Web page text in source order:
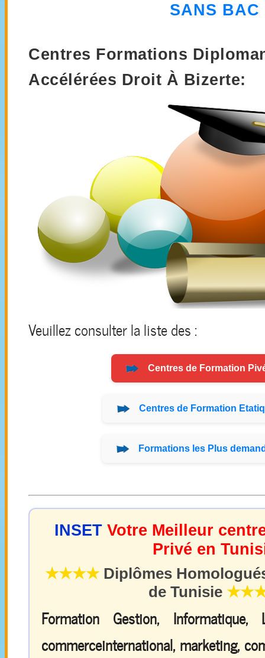
SANS BAC
Centres Formations
Accélérées Droit À Bizerte:
Veuillez consulter la liste des :
Centres de Formation
Centres de Formation
Formationsles Plus
INSET Votre Meilleur
Privé en
★★★★Diplômes
de Tunisie
Formation Gestion, Informatique,
commerceinternational, marketing,